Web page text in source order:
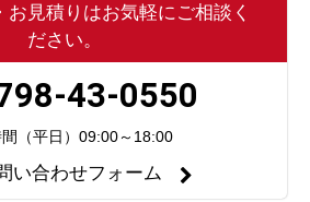
お見積りはお気軽にご相談く
ださい。
43-0550
（平日） 09:00～18:00
い合わせフォーム